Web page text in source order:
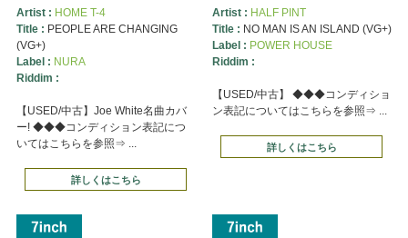
Artist : HOME T-4
Title : PEOPLE ARE CHANGING
(VG+)
Label : NURA
Riddim :
【USED/中古】Joe White名曲カバ
ー! ◆◆◆コンディション表記につ
いてはこちらを参照⇒ ...
詳しくはこちら
Artist : HALF PINT
Title : NO MAN IS AN ISLAND (VG+)
Label : POWER HOUSE
Riddim :
【USED/中古】 ◆◆◆コンディショ
ン表記についてはこちらを参照⇒ ...
詳しくはこちら